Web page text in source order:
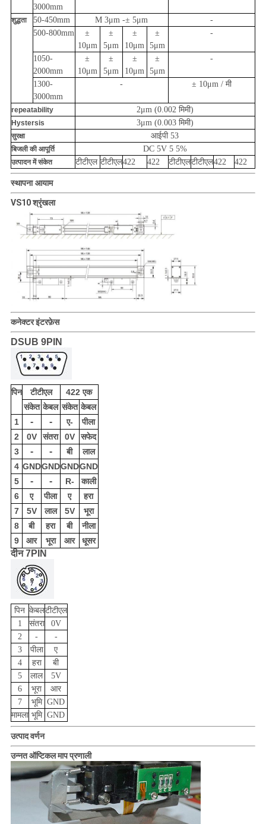
3000mm
शुद्धता 50-450mm M 3μm -± 5μm
-
500-800mm
±
10μm
±
5μm
±
10μm
±
5μm
-
1050-
2000mm
±
10μm
±
5μm
±
10μm
±
5μm
-
1300-
3000mm
- ± 10μm / मी
repeatability 2μm (0.002 मिमी)
Hystersis 3μm (0.003 मिमी)
सुरक्षा आईपी ​​53
बिजली की आपूर्ति DC 5V 5 5%
उत्पादन में संकेत टीटीएल टीटीएल422 422 टीटीएलटीटीएल422 422
स्थापना आयाम
VS1 0श्रृंखला
कनेक्टर इंटरफ़ेस
DSUB 9PIN
पिन टीटीएल
422 एक
संकेत केबल संकेत केबल
1
- - ए-
पीला
2
0V संतरा 0V
सफेद
3
- - बी
लाल
4 GNDGNDGNDGND
5
- - R-
काली
6
ए पीला ए
हरा
7
5V लाल 5V
भूरा
8
बी हरा बी
नीला
9
आर भूरा आर धूसर
दीन 7PIN
पिन केबलटीटीएल
1
संतरा
0V
2
-
-
3
पीला
ए
4
हरा
बी
5
लाल
5V
6
भूरा
आर
7
भूमि GND
मामला भूमि GND
उत्पाद वर्णन
उन्नत ऑप्टिकल माप प्रणाली